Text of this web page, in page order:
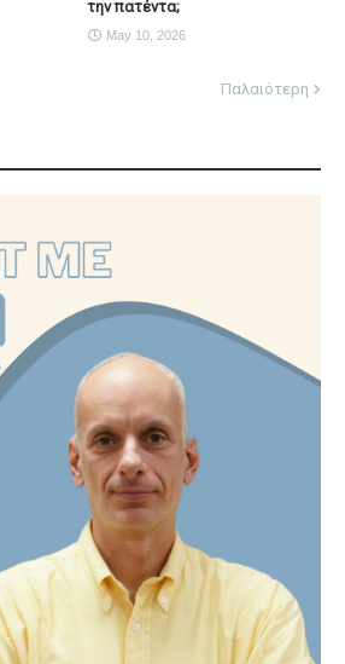
την πατέντα;
May 10, 2026
Παλαιότερη